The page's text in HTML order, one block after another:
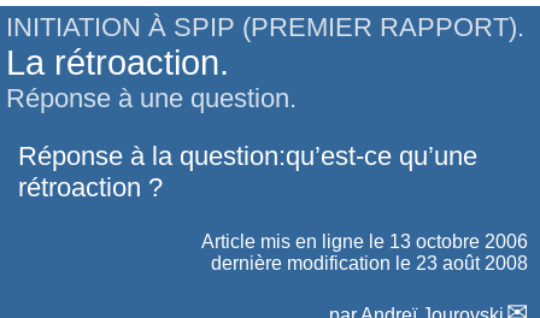
INITIATION À SPIP (PREMIER RAPPORT).
La rétroaction.
Réponse à une question.
Réponse à la question:qu’est-ce qu’une
rétroaction ?
Article mis en ligne le 13 octobre 2006
dernière modification le 23 août 2008